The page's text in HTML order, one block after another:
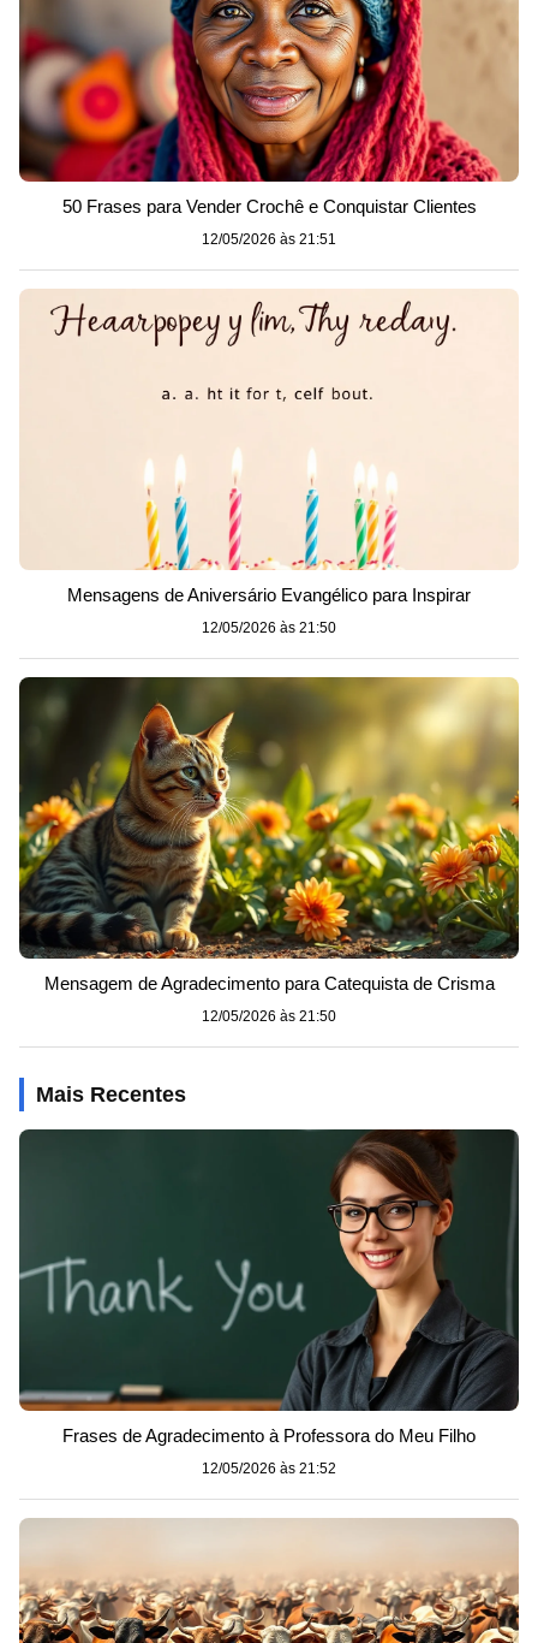
50 Frases para Vender Crochê e Conquistar Clientes
12/05/2026 às 21:51
Mensagens de Aniversário Evangélico para Inspirar
12/05/2026 às 21:50
Mensagem de Agradecimento para Catequista de Crisma
12/05/2026 às 21:50
Mais Recentes
Frases de Agradecimento à Professora do Meu Filho
12/05/2026 às 21:52